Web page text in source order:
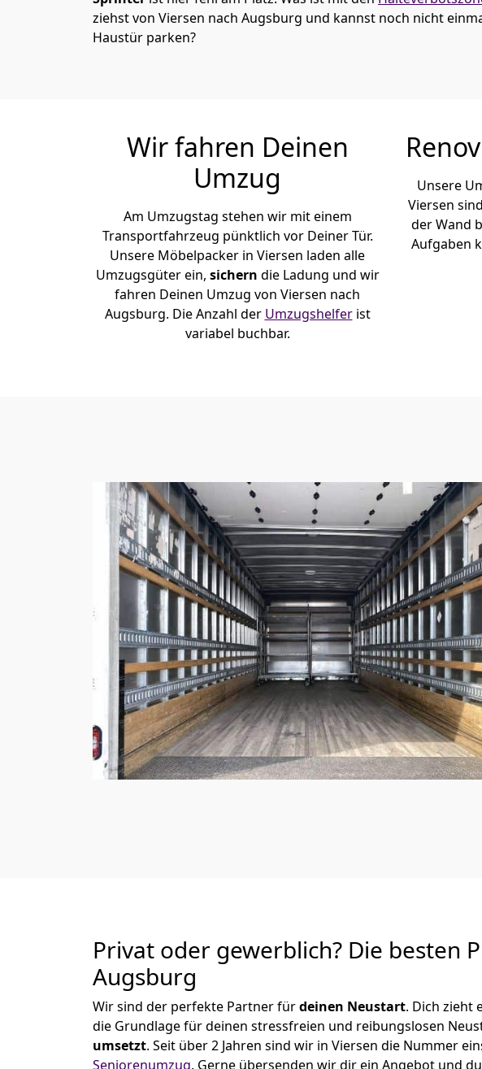
ziehst von Viersen nach Augsburg und kannst noch nicht
Haustür parken?
Wir fahren Deinen
Umzug
Am Umzugstag stehen wir mit einem
Transportfahrzeug pünktlich vor Deiner Tür.
Unsere Möbelpacker in Viersen laden alle
Umzugsgüter ein, sichern die Ladung und wir
fahren Deinen Umzug von Viersen nach
Augsburg. Die Anzahl der Umzugshelferist
variabel buchbar.
Unsere
Viersen
der Wand
Aufgaben
Privat oder gewerblich? Die besten
Augsburg
Wir sind der perfekte Partner fürdeinen Neustart. Dich zieht
die Grundlage für deinen stressfreien und reibungslosen
umsetzt. Seit über 2 Jahren sind wir in Viersen die Nummer
Seniorenumzug. Gerne übersenden wir dir ein Angebot und